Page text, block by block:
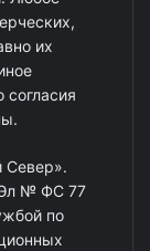
их
Север».
Эл № ФС 77
по